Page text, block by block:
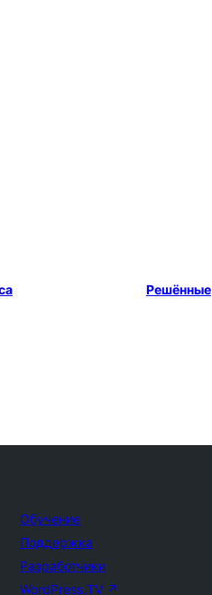
Решённые
Обучение
Поддержка
Разработчики
WordPress.TV ↗